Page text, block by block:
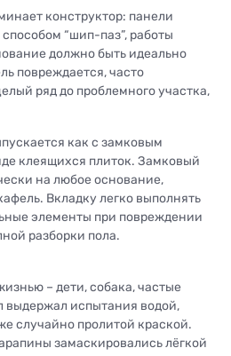
конструктор: панели
“шип-паз”, работы
должно быть идеально
повреждается, часто
ряд до проблемного участка,
как с замковым
клеящихся плиток. Замковый
на любое основание,
Вкладку легко выполнять
элементы при повреждении
разборки пола.
– дети, собака, частые
выдержал испытания водой,
случайно пролитой краской.
замаскировались лёгкой